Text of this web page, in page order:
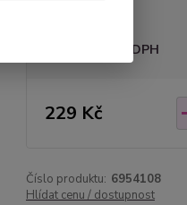
Nejsme plátci DPH
229 Kč
Číslo produktu: 6954108
Hlídat cenu / dostupnost